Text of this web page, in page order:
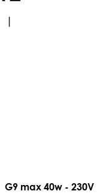
G9 max 40w - 230V